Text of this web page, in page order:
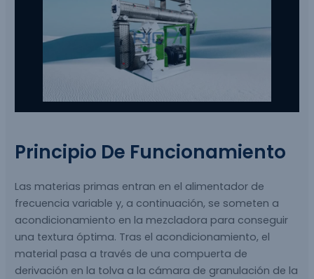
Principio De Funcionamiento
Las materias primas entran en el alimentador de
frecuencia variable y, a continuación, se someten a
acondicionamiento en la mezcladora para conseguir
una textura óptima. Tras el acondicionamiento, el
material pasa a través de una compuerta de
derivación en la tolva a la cámara de granulación de la